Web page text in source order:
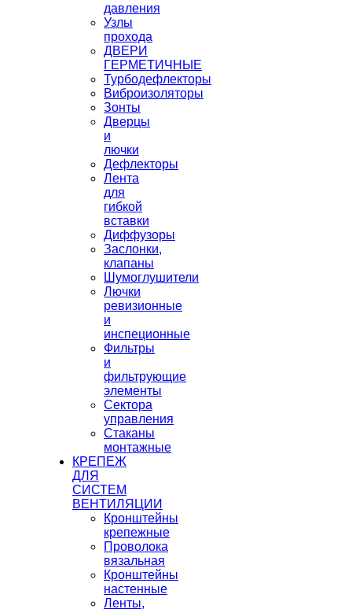
давления
Узлы
прохода
ДВЕРИ
ГЕРМЕТИЧНЫЕ
Турбодефлекторы
Виброизоляторы
Зонты
Дверцы
и
лючки
Дефлекторы
Лента
для
гибкой
вставки
Диффузоры
Заслонки,
клапаны
Шумоглушители
Лючки
ревизионные
и
инспеционные
Фильтры
и
фильтрующие
элементы
Сектора
управления
Стаканы
монтажные
КРЕПЕЖ
ДЛЯ
СИСТЕМ
ВЕНТИЛЯЦИИ
Кронштейны
крепежные
Проволока
вязальная
Кронштейны
настенные
Ленты,